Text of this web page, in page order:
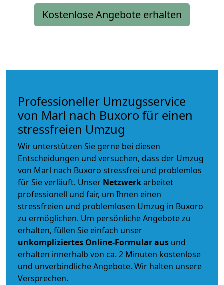
Kostenlose Angebote erhalten
Professioneller Umzugsservice
von Marl nach Buxoro für einen
stressfreien Umzug
Wir unterstützen Sie gerne bei diesen
Entscheidungen und versuchen, dass der Umzug
von Marl nach Buxoro stressfrei und problemlos
für Sie verläuft. Unser Netzwerkarbeitet
professionell und fair, um Ihnen einen
stressfreien und problemlosen Umzug in Buxoro
zu ermöglichen. Um persönliche Angebote zu
erhalten, füllen Sie einfach unser
unkompliziertes Online-Formular aus und
erhalten innerhalb von ca. 2 Minuten kostenlose
und unverbindliche Angebote. Wir halten unsere
Versprechen.